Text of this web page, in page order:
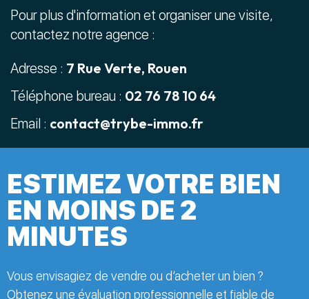
Pour plus d'information et organiser une visite,
contactez notre agence :
Adresse : 7 Rue Verte, Rouen
Téléphone bureau : 02 76 78 10 64
Email : contact@trybe-immo.fr
ESTIMEZ VOTRE BIEN
EN MOINS DE 2
MINUTES
Vous envisagiez de vendre ou d’acheter un bien ?
Obtenez une évaluation professionnelle et fiable de